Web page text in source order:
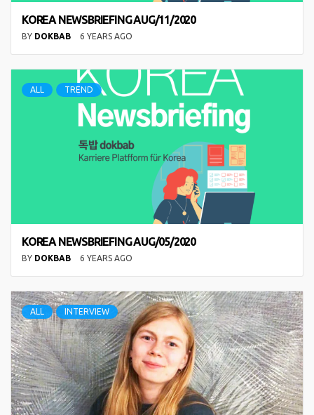
KOREA NEWSBRIEFING AUG/11/2020
BY DOKBAB 6 YEARS AGO
ALL TREND
KOREA NEWSBRIEFING AUG/05/2020
BY DOKBAB 6 YEARS AGO
ALL INTERVIEW